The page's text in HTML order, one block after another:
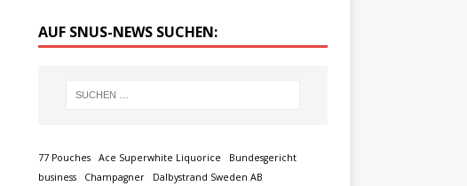
AUF SNUS-NEWS SUCHEN:
77 Pouches Ace Superwhite Liquorice
Bundesgericht
business
Champagner Dalbystrand Sweden AB